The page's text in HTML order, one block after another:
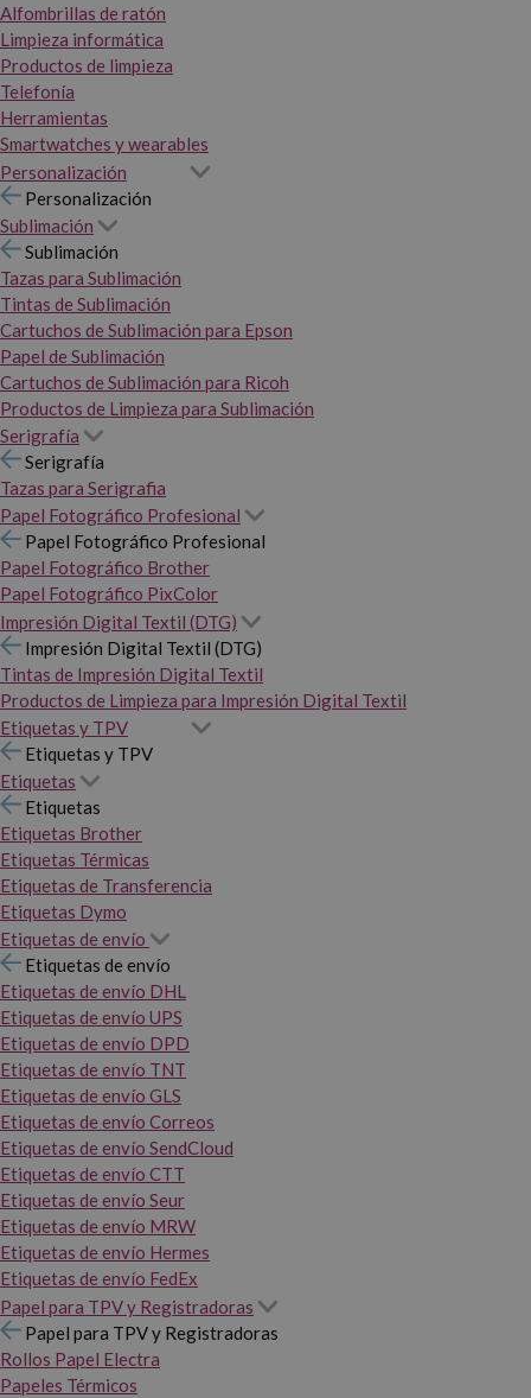
Alfombrillas de ratón
Limpieza informática
Productos de limpieza
Telefonía
Herramientas
Smartwatches y wearables
Personalización
Personalización
Sublimación
Sublimación
Tazas para Sublimación
Tintas de Sublimación
Cartuchos de Sublimación para Epson
Papel de Sublimación
Cartuchos de Sublimación para Ricoh
Productos de Limpieza para Sublimación
Serigrafía
Serigrafía
Tazas para Serigrafia
Papel Fotográfico Profesional
Papel Fotográfico Profesional
Papel Fotográfico Brother
Papel Fotográfico PixColor
Impresión Digital Textil (DTG)
Impresión Digital Textil (DTG)
Tintas de Impresión Digital Textil
Productos de Limpieza para Impresión Digital Textil
Etiquetas y TPV
Etiquetas y TPV
Etiquetas
Etiquetas
Etiquetas Brother
Etiquetas Térmicas
Etiquetas de Transferencia
Etiquetas Dymo
Etiquetas de envío
Etiquetas de envío
Etiquetas de envío DHL
Etiquetas de envío UPS
Etiquetas de envío DPD
Etiquetas de envío TNT
Etiquetas de envío GLS
Etiquetas de envío Correos
Etiquetas de envío SendCloud
Etiquetas de envío CTT
Etiquetas de envío Seur
Etiquetas de envío MRW
Etiquetas de envío Hermes
Etiquetas de envío FedEx
Papel para TPV y Registradoras
Papel para TPV y Registradoras
Rollos Papel Electra
Papeles Térmicos